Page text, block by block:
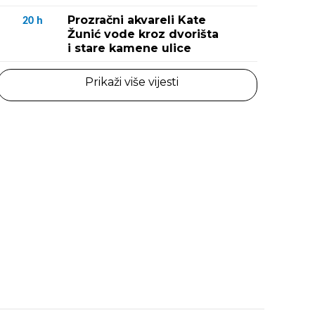
20 h
Prozračni akvareli Kate
Žunić vode kroz dvorišta
i stare kamene ulice
Prikaži više vijesti